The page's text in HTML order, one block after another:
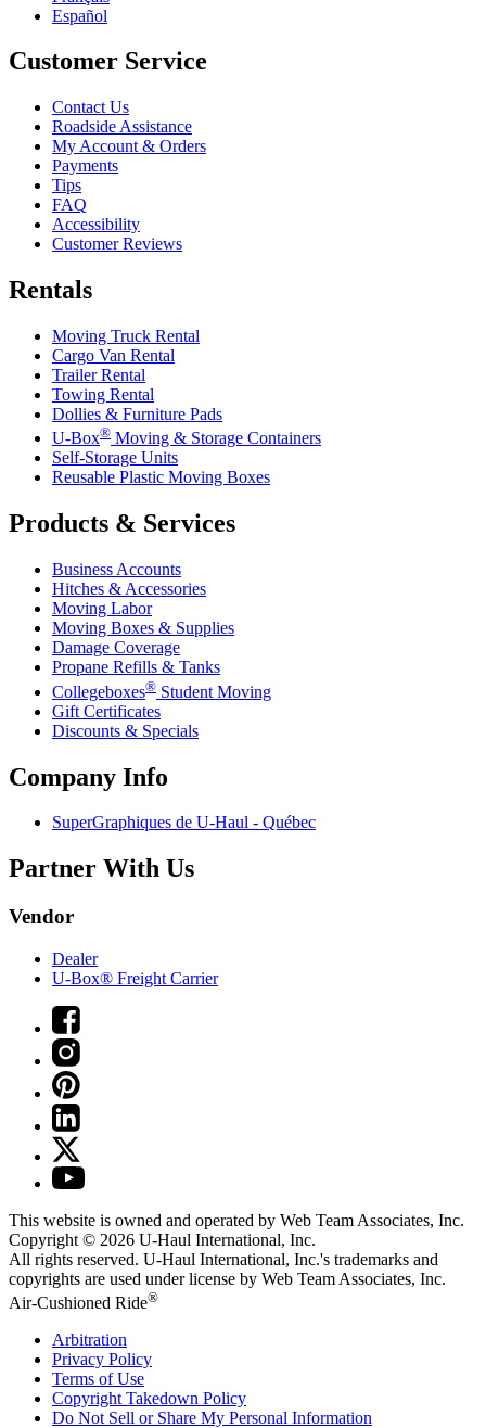
Español
Customer Service
Contact Us
Roadside Assistance
My Account & Orders
Payments
Tips
FAQ
Accessibility
Customer Reviews
Rentals
Moving Truck Rental
Cargo Van Rental
Trailer Rental
Towing Rental
Dollies & Furniture Pads
U-Box® Moving & Storage Containers
Self-Storage Units
Reusable Plastic Moving Boxes
Products & Services
Business Accounts
Hitches & Accessories
Moving Labor
Moving Boxes & Supplies
Damage Coverage
Propane Refills & Tanks
Collegeboxes® Student Moving
Gift Certificates
Discounts & Specials
Company Info
SuperGraphiques de U-Haul - Québec
Partner With Us
Vendor
Dealer
U-Box® Freight Carrier
This website is owned and operated by Web Team Associates, Inc.
Copyright © 2026 U-Haul International, Inc.
All rights reserved. U-Haul International, Inc.'s trademarks and
copyrights are used under license by Web Team Associates, Inc.
Air-Cushioned Ride®
Arbitration
Privacy Policy
Terms of Use
Copyright Takedown Policy
Do Not Sell or Share My Personal Information